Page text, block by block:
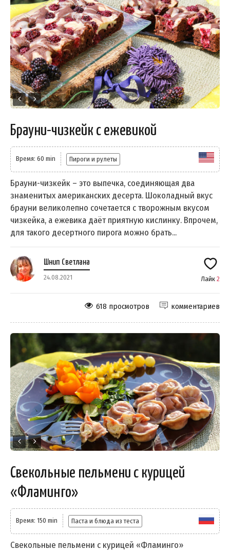
Брауни-чизкейк с ежевикой
Время: 60 min Пироги и рулеты
Брауни-чизкейк – это выпечка, соединяющая два
знаменитых американских десерта. Шоколадный вкус
брауни великолепно сочетается с творожным вкусом
чизкейка, а ежевика даёт приятную кислинку. Впрочем,
для такого десертного пирога можно брать...
Шнип Светлана
24.08.2021 Лайк 2
комментариев
618 просмотров
Свекольные пельмени с курицей
«Фламинго»
Время: 150 min Паста и блюда из теста
Свекольные пельмени с курицей «Фламинго»